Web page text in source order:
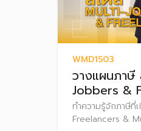
WMD1503
วางแผนภาษี
Jobbers &
ทำความรู้จักภาษีที่
Freelancers &